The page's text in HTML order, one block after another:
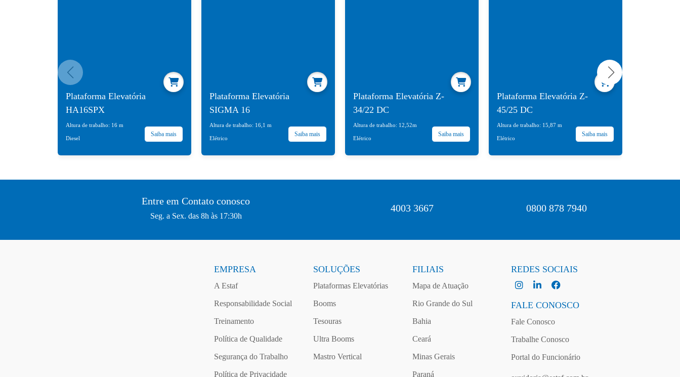
Plataforma Elevatória
HA16SPX
Altura de trabalho: 16 m
Diesel
Saiba mais
Plataforma Elevatória
SIGMA 16
Altura de trabalho: 16,1 m
Elétrico
Saiba mais
Plataforma Elevatória Z-
34/22 DC
Altura de trabalho: 12,52m
Elétrico
Saiba mais
Plataforma Elevatória Z-
45/25 DC
Altura de trabalho: 15,87 m
Elétrico
Saiba mais
Entre em Contato conosco
Seg. a Sex. das 8h às 17:30h
4003 3667 0800 878 7940
EMPRESA
A Estaf
Responsabilidade Social
Treinamento
Política de Qualidade
Segurança do Trabalho
Política de Privacidade
SOLUÇÕES
Plataformas Elevatórias
Booms
Tesouras
Ultra Booms
Mastro Vertical
FILIAIS
Mapa de Atuação
Rio Grande do Sul
Bahia
Ceará
Minas Gerais
Paraná
REDES SOCIAIS
FALE CONOSCO
Fale Conosco
Trabalhe Conosco
Portal do Funcionário